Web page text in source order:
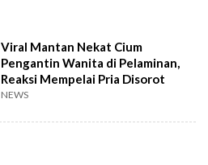
Viral Mantan Nekat Cium
Pengantin Wanita di Pelaminan,
Reaksi Mempelai Pria Disorot
NEWS